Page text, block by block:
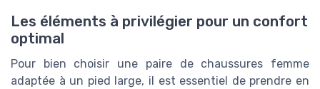
Les éléments à privilégier pour un confort
optimal
Pour bien choisir une paire de chaussures femme
adaptée à un pied large, il est essentiel de prendre en